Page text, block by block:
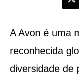
A Avon é uma
reconhecida
diversidade de